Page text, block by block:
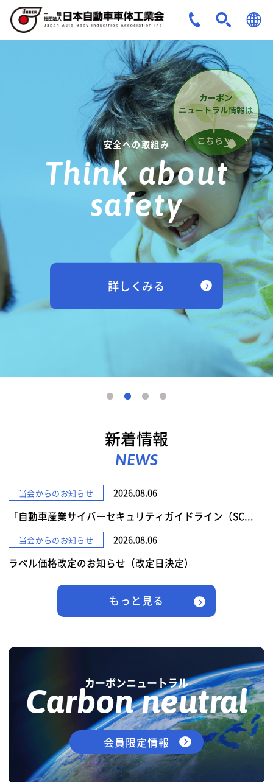
ENG
安全への取組み
Think about
safety
詳しくみる
新着情報
NEWS
当会からのお知らせ 2026.08.06
「自動車産業サイバーセキュリティガイドライン（SC...
当会からのお知らせ 2026.08.06
ラベル価格改定のお知らせ（改定日決定）
もっと見る
カーボンニュートラル
Carbon neutral
会員限定情報